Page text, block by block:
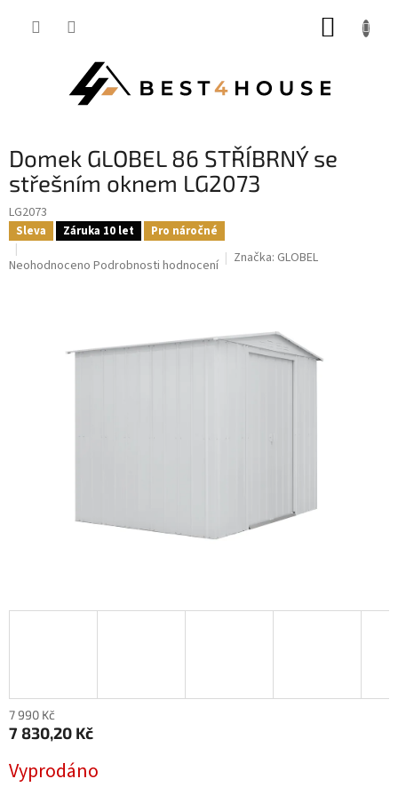
domek GLOBEL 86 STŘÍBRNÝ se
střešním oknem LG2073
LG2073
Sleva Záruka 10 let Pro náročné
Průměrné
Neohodnoceno Podrobnosti hodnocení Značka: GLOBEL
7 990 Kč
7 830,20 Kč
cena:
Vyprodáno